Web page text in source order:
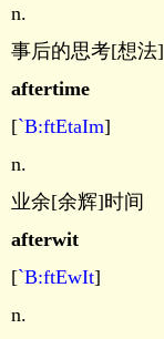
n.
事后的思考[想法]
aftertime
[`B:ftEtaIm]
n.
业余[余辉]时间
afterwit
[`B:ftEwIt]
n.